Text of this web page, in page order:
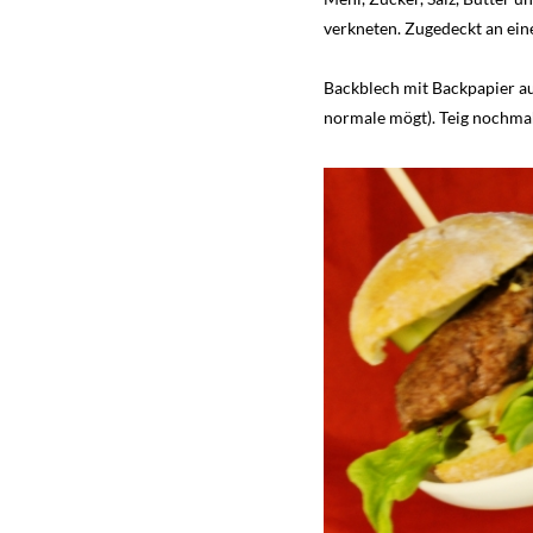
verkneten. Zugedeckt an
Backblech mit Backpapier
normale mögt). Teig